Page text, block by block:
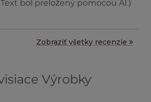
bol preložený pomocou AI.)
Zobraziť všetky recenzie
Výrobky